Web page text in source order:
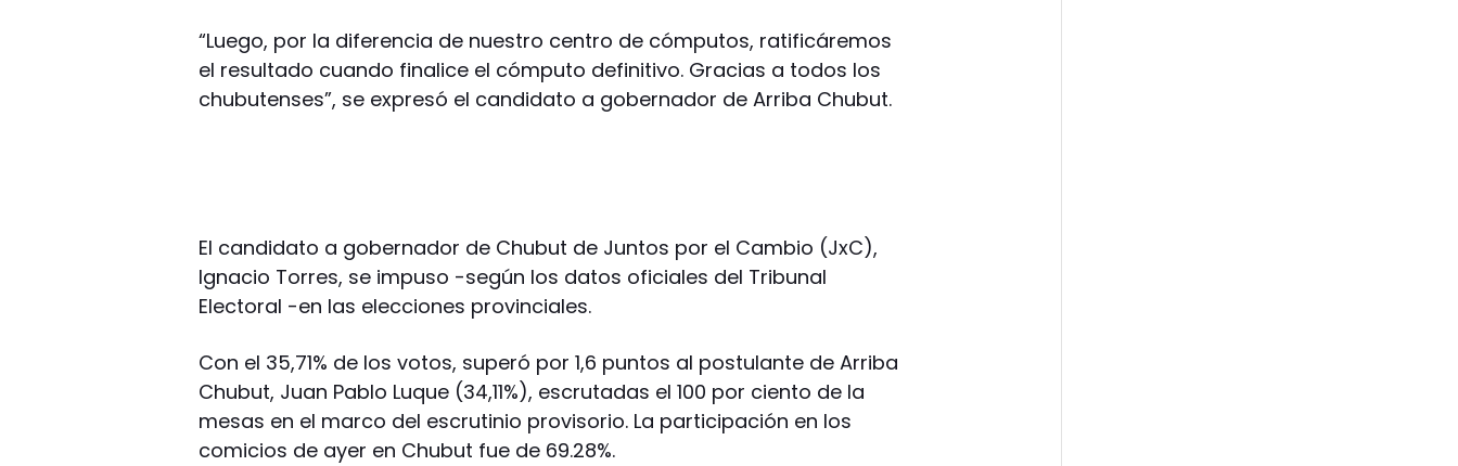
“Luego, por la diferencia de nuestro centro de cómputos, ratificáremos
el resultado cuando finalice el cómputo definitivo. Gracias a todos los
chubutenses”, se expresó el candidato a gobernador de Arriba Chubut.
El candidato a gobernador de Chubut de Juntos por el Cambio (JxC),
Ignacio Torres, se impuso -según los datos oficiales del Tribunal
Electoral -en las elecciones provinciales.
Con el 35,71% de los votos, superó por 1,6 puntos al postulante de Arriba
Chubut, Juan Pablo Luque (34,11%), escrutadas el 100 por ciento de la
mesas en el marco del escrutinio provisorio. La participación en los
comicios de ayer en Chubut fue de 69.28%.